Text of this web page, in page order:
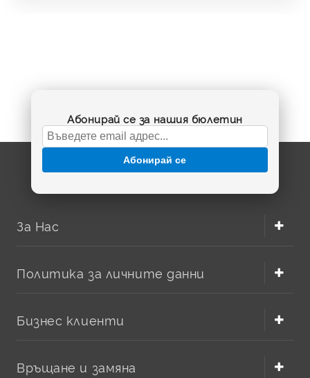
Абонирай се за нашия бюлетин
Абонирай се
За Нас
Политика за личните данни
Бизнес клиенти
Връщане и замяна